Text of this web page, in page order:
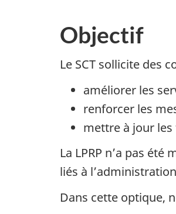
Objectif
Le SCT sollicite des
améliorer les
renforcer les
mettre à jour
La LPRP n’a pas
liés à
Dans cette optique,